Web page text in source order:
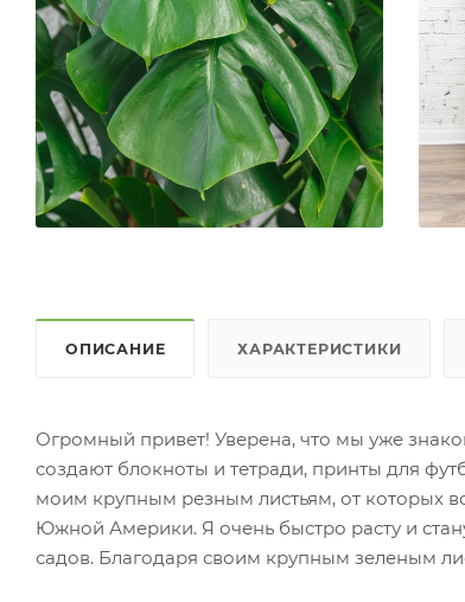
ОПИСАНИЕ ХАРАКТЕРИСТИКИ
Огромный привет! Уверена, что мы уже
создают блокноты и тетради, принты для
моим крупным резным листьям, от которых
Южной Америки. Я очень быстро расту и
садов. Благодаря своим крупным зеленым